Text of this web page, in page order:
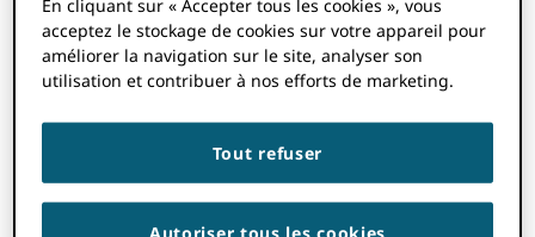
Montesanti (https://orcid.org/0000-0003-
0413-2003) et Marta Pisarska, PhD
(https://orcid.org/0000-0002-9082-1691) du
ORCID au sein de leur écosystème national
d'un organisme de financement, d'une
En cliquant sur « Accepter tous les cookies », vous
acceptez le stockage de cookies sur votre appareil pour
améliorer la navigation sur le site, analyser son
utilisation et contribuer à nos efforts de marketing.
Tout refuser